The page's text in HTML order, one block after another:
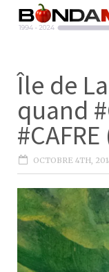
Île de
quand
OCTOBRE 4TH,